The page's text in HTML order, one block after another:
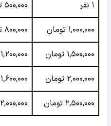
۱ نفر ۵۰۰,۰۰۰ تومان
۱,۰۰۰,۰۰۰ تومان ۸۰۰,۰۰۰ تومان
۱,۵۰۰,۰۰۰ تومان ۱,۲۰۰,۰۰۰ تومان
۲,۰۰۰,۰۰۰ تومان ۱,۶۰۰,۰۰۰ تومان
۲,۵۰۰,۰۰۰ تومان ۲,۰۰۰,۰۰۰ تومان